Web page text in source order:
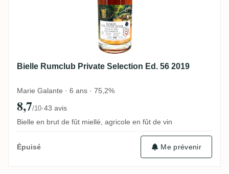
Bielle Rumclub Private Selection Ed. 56 2019
Marie Galante · 6 ans · 75,2%
8,7/10·43 avis
Bielle en brut de fût miellé, agricole en fût de vin
Épuisé Me prévenir